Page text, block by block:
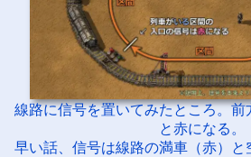
線路に信号を置いてみたところ。前
と赤になる。
早い話、信号は線路の満車（赤）と